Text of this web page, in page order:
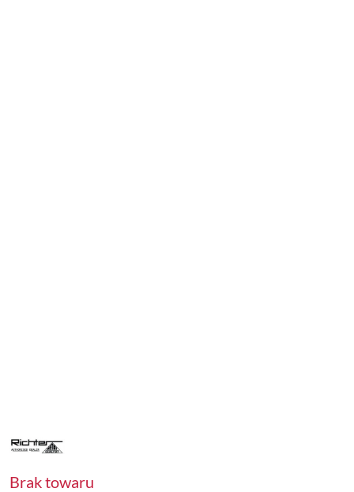
NAZWA
PRODUCENTA:
Brak towaru